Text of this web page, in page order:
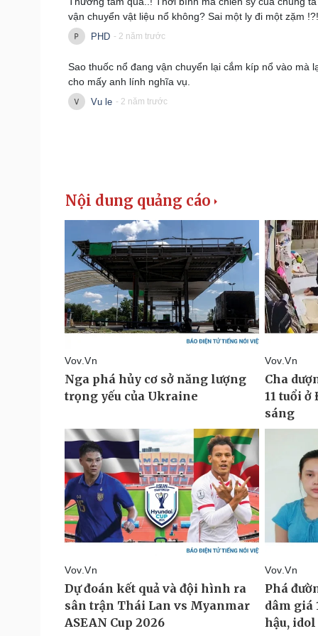
vận chuyển vật liệu nổ không? Sai một ly đi một zặm
PHD - 2 năm trước
Sao thuốc nổ đang vận chuyển lại cắm kíp nổ vào
cho mấy anh lính nghĩa vụ.
Vu le - 2 năm trước